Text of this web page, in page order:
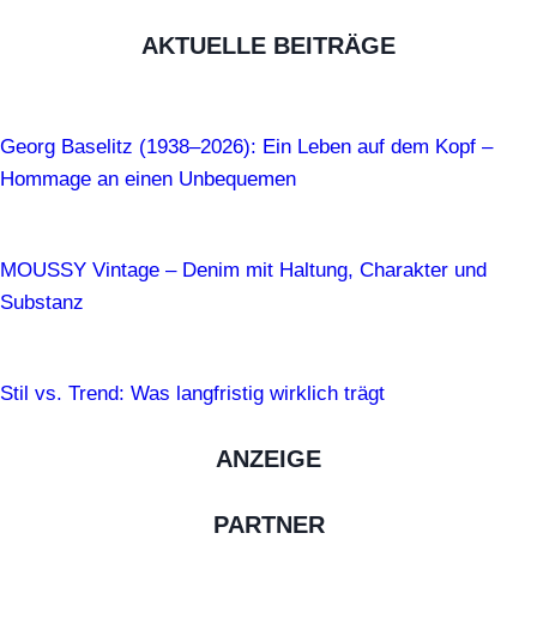
AKTUELLE BEITRÄGE
Georg Baselitz (1938–2026): Ein Leben auf dem Kopf –
Hommage an einen Unbequemen
MOUSSY Vintage – Denim mit Haltung, Charakter und
Substanz
Stil vs. Trend: Was langfristig wirklich trägt
ANZEIGE
PARTNER